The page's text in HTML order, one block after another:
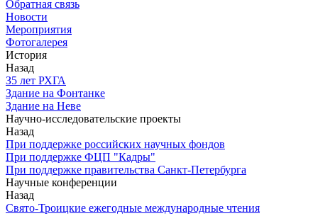
Обратная связь
Новости
Мероприятия
Фотогалерея
История
Назад
З5 лет РХГА
Здание на Фонтанке
Здание на Неве
Научно-исследовательские проекты
Назад
При поддержке российских научных фондов
При поддержке ФЦП "Кадры"
При поддержке правительства Санкт-Петербурга
Научные конференции
Назад
Свято-Троицкие ежегодные международные чтения